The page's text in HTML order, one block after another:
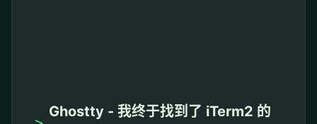
Ghostty - 我终于找到了 iTerm2 的